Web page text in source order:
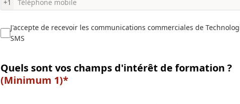
+1
J'accepte de recevoir les communications commerciales de
SMS
Quels sont vos champs d'intérêt de formation ?
(Minimum 1)*